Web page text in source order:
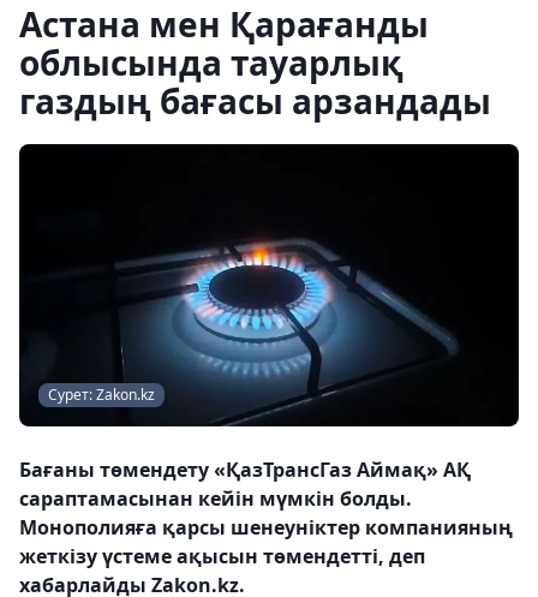
Астана мен Қарағанды ​​
облысында тауарлық
газдың бағасы арзандады
Сурет: Zakon.kz
Бағаны төмендету «ҚазТрансГаз Аймақ» АҚ
сараптамасынан кейін мүмкін болды.
Монополияға қарсы шенеуніктер компанияның
жеткізу үстеме ақысын төмендетті, деп
хабарлайды Zakon.kz.